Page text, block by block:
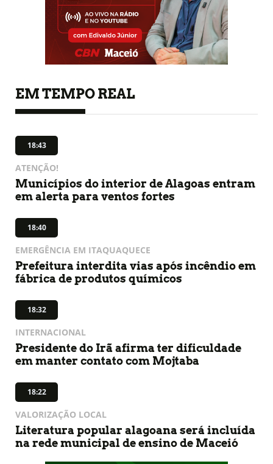
EM TEMPO REAL
18:43
ATENÇÃO!
Municípios do interior de Alagoas entram
em alerta para ventos fortes
18:40
EMERGÊNCIA EM ITAQUAQUECE
Prefeitura interdita vias após incêndio em
fábrica de produtos químicos
18:32
INTERNACIONAL
Presidente do Irã afirma ter dificuldade
em manter contato com Mojtaba
18:22
VALORIZAÇÃO LOCAL
Literatura popular alagoana será incluída
na rede municipal de ensino de Maceió